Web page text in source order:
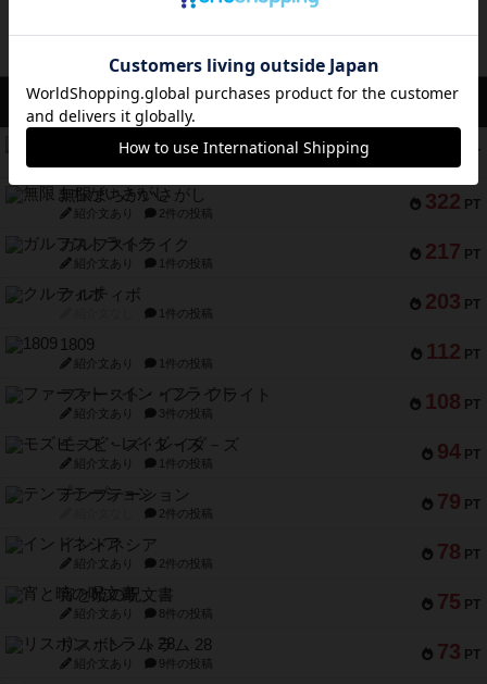
アクセス数 急上昇中
PT
コレクト！
322 PT
無限まちがいさがし
紹介文あり 2件の投稿
217 PT
ガルフストライク
紹介文あり 1件の投稿
203 PT
クルティボ
1件の投稿
112 PT
1809
紹介文あり 1件の投稿
108 PT
ファースト・イン・フライト
紹介文あり 3件の投稿
94 PT
モズビ－ズ・レイダ－ズ
紹介文あり 1件の投稿
79 PT
テンプテーション
2件の投稿
78 PT
インドネシア
紹介文あり 2件の投稿
75 PT
宵と暁の呪文書
紹介文あり 8件の投稿
73 PT
リスボン・トラム 28
紹介文あり 9件の投稿